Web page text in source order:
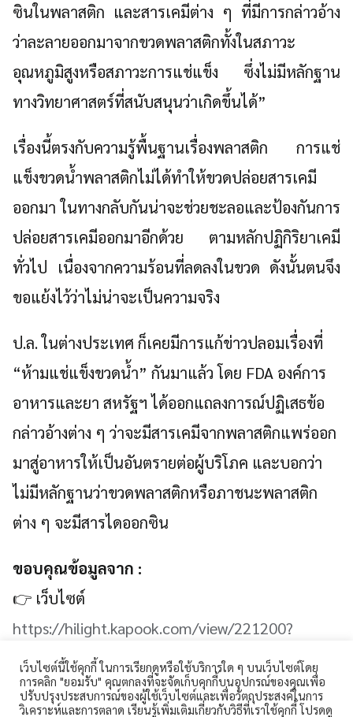
ซินในพลาสติก และสารเคมีต่าง ๆ ที่มีการกล่าวอ้าง
ว่าละลายออกมาจากขวดพลาสติกทั้งในสภาวะ
อุณหภูมิสูงหรือสภาวะการแช่แข็ง ซึ่งไม่มีหลักฐาน
ทางวิทยาศาสตร์ที่สนับสนุนว่าเกิดขึ้นได้”
เรื่องนี้ตรงกับความรู้พื้นฐานเรื่องพลาสติก การแช่
แข็งขวดน้ำพลาสติกไม่ได้ทำให้ขวดปล่อยสารเคมี
ออกมา ในทางกลับกันน่าจะช่วยชะลอและป้องกันการ
ปล่อยสารเคมีออกมาอีกด้วย ตามหลักปฏิกิริยาเคมี
ทั่วไป เนื่องจากความร้อนที่ลดลงในขวด ดังนั้นตนจึง
ขอแย้งไว้ว่าไม่น่าจะเป็นความจริง
ป.ล. ในต่างประเทศ ก็เคยมีการแก้ข่าวปลอมเรื่องที่
“ห้ามแช่แข็งขวดน้ำ” กันมาแล้ว โดย FDA องค์การ
อาหารและยา สหรัฐฯ ได้ออกแถลงการณ์ปฏิเสธข้อ
กล่าวอ้างต่าง ๆ ว่าจะมีสารเคมีจากพลาสติกแพร่ออก
มาสู่อาหารให้เป็นอันตรายต่อผู้บริโภค และบอกว่า
ไม่มีหลักฐานว่าขวดพลาสติกหรือภาชนะพลาสติก
ต่าง ๆ จะมีสารไดออกซิน
ขอบคุณข้อมูลจาก :
👉 เว็บไซต์
https://hilight.kapook.com/view/221200?
FglhZAyley0pWA
เว็บไซต์นี้ใช้คุกกี้ ในการเรียกดูหรือใช้บริการใด ๆ บนเว็บไซต์โดย
การคลิก "ยอมรับ" คุณตกลงที่จะจัดเก็บคุกกี้บนอุปกรณ์ของคุณเพื่อ
ปรับปรุงประสบการณ์ของผู้ใช้เว็บไซต์และเพื่อวัตถุประสงค์ในการ
วิเคราะห์และการตลาด เรียนรู้เพิ่มเติมเกี่ยวกับวิธีที่เราใช้คุกกี้ โปรดดู